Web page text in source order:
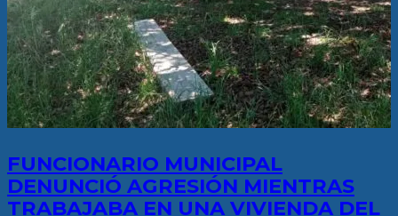
FUNCIONARIO MUNICIPAL
DENUNCIÓ AGRESIÓN MIENTRAS
TRABAJABA EN UNA VIVIENDA DEL